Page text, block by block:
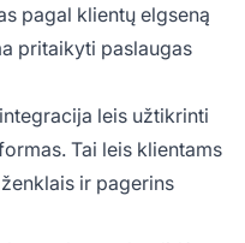
pagal klientų elgseną
pritaikyti paslaugas
leis užtikrinti
Tai leis klientams
ir pagerins